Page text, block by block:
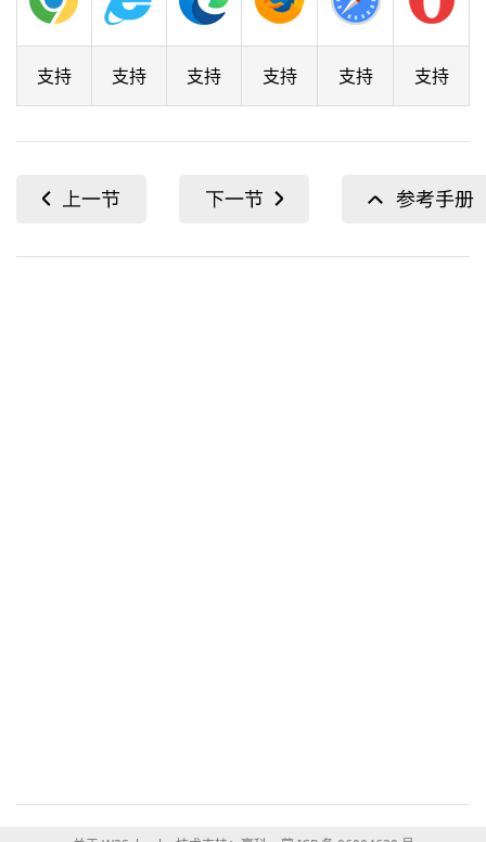
支持 支持 支持 支持 支持 支持